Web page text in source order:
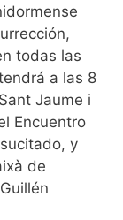
todas las
a las 8
Jaume i
Encuentro
y
de